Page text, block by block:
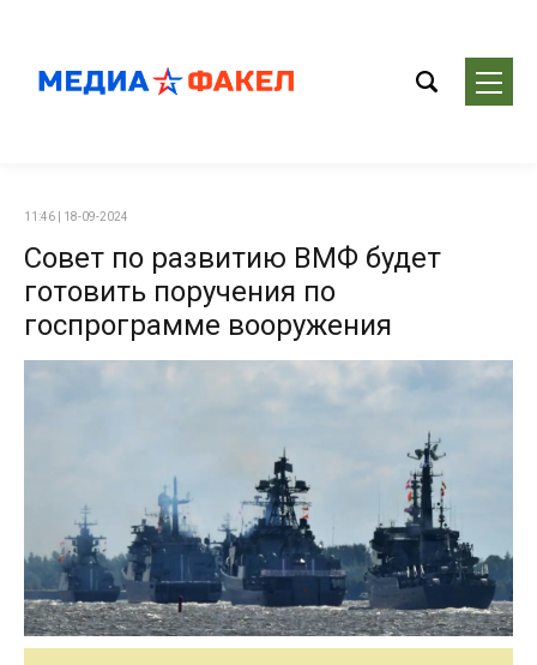
11:46 | 18-09-2024
Совет по развитию ВМФ будет
готовить поручения по
госпрограмме вооружения